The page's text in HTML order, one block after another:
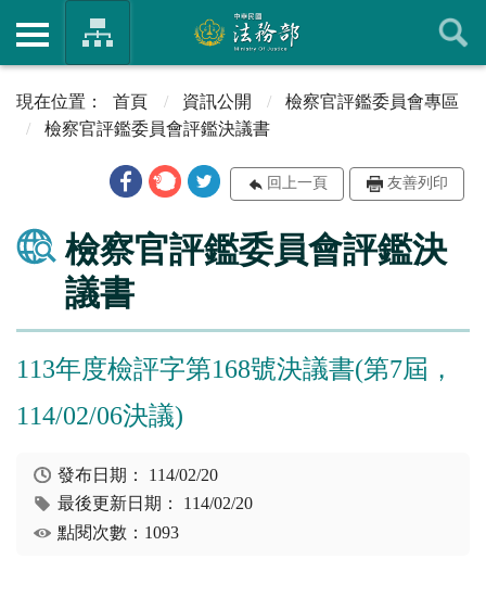
首頁 資訊公開
檢察官評鑑委員會專區
檢察官評鑑委員會評鑑決議書
回上一頁 友善列印
檢察官評鑑委員會評鑑決
議書
113年度檢評字第168號決議書(第7屆，
114/02/06決議)
發布日期： 114/02/20
最後更新日期： 114/02/20
點閱次數：1093